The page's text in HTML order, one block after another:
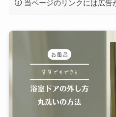
当ページのリンクには広告